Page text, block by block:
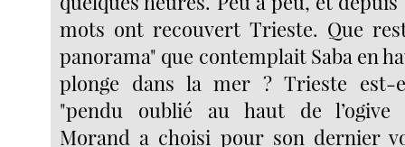
mots ont recouvert Trieste. Que
panorama" que contemplait Saba en
plonge dans la mer ? Trieste est-
"pendu oublié au haut de l’ogive
Morand a choisi pour son dernier